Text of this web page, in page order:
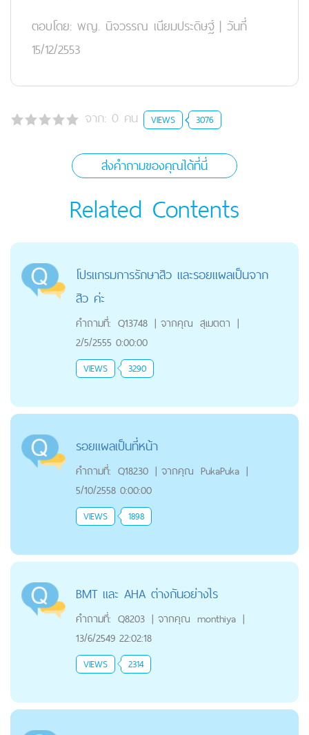
ตอบโดย: พญ. นิจวรรณ เนียมประดิษฐ์ | วันที่
15/12/2553
จาก: 0 คน VIEWS 3076
ส่งคำถามของคุณได้ที่นี่
Related Contents
โปรแกรมการรักษาสิว และรอยแผลเป็นจาก
สิว ค่ะ
คำถามที่: Q13748 | จากคุณ สุเมตตา |
2/5/2555 0:00:00
VIEWS 3290
รอยแผลเป็นที่หน้า
คำถามที่: Q18230 | จากคุณ PukaPuka |
5/10/2558 0:00:00
VIEWS 1898
BMT และ AHA ต่างกันอย่างไร
คำถามที่: Q8203 | จากคุณ monthiya |
13/6/2549 22:02:18
VIEWS 2314